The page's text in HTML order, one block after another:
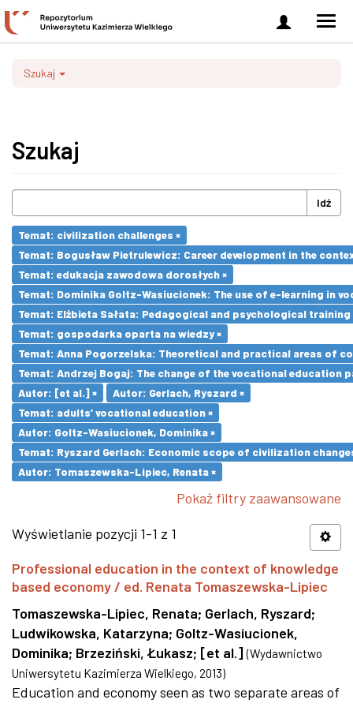
Zaloguj
się
Szukaj
Szukaj
Idź
Temat: civilization challenges ×
Temat: Bogusław Pietrulewicz: Career development in the
Temat: edukacja zawodowa dorosłych ×
Temat: Dominika Goltz-Wasiucionek: The use of e-learning in
Temat: Elżbieta Sałata: Pedagogical and psychological
Temat: gospodarka oparta na wiedzy ×
Temat: Anna Pogorzelska: Theoretical and practical areas of
Temat: Andrzej Bogaj: The change of the vocational education
Autor: [et al.] ×
Autor: Gerlach, Ryszard ×
Temat: adults’ vocational education ×
Autor: Goltz-Wasiucionek, Dominika ×
Temat: Ryszard Gerlach: Economic scope of civilization
Autor: Tomaszewska-Lipiec, Renata ×
Pokaż filtry zaawansowane
Wyświetlanie pozycji 1-1 z 1
Professional education in the context of knowledge
based economy / ed. Renata Tomaszewska-Lipiec
Tomaszewska-Lipiec, Renata; Gerlach, Ryszard;
Ludwikowska, Katarzyna; Goltz-Wasiucionek,
Dominika; Brzeziński, Łukasz; [et al.] (Wydawnictwo
Uniwersytetu Kazimierza Wielkiego, 2013)
Education and economy seen as two separate areas of